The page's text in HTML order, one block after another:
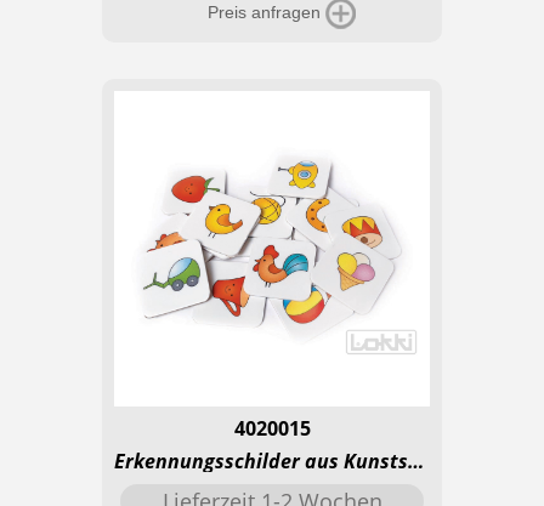
Preis anfragen
4020015
Erkennungsschilder aus Kunststoff - Prima